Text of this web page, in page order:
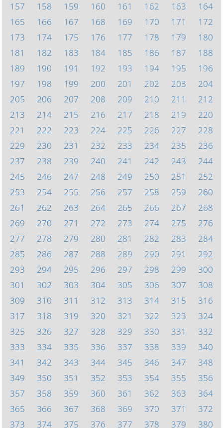
157
158 159 160 161 162 163
164
165
166 167 168 169 170 171
172
173
174 175 176 177 178 179
180
181
182 183 184 185 186 187
188
189
190 191 192 193 194 195
196
197
198 199 200 201 202 203
204
205
206 207 208 209 210 211
212
213
214 215 216 217 218 219
220
221
222 223 224 225 226 227
228
229
230 231 232 233 234 235
236
237
238 239 240 241 242 243
244
245
246 247 248 249 250 251
252
253
254 255 256 257 258 259
260
261
262 263 264 265 266 267
268
269
270 271 272 273 274 275
276
277
278 279 280 281 282 283
284
285
286 287 288 289 290 291
292
293
294 295 296 297 298 299
300
301
302 303 304 305 306 307
308
309
310 311 312 313 314 315
316
317
318 319 320 321 322 323
324
325
326 327 328 329 330 331
332
333
334 335 336 337 338 339
340
341
342 343 344 345 346 347
348
349
350 351 352 353 354 355
356
357
358 359 360 361 362 363
364
365
366 367 368 369 370 371
372
373
374 375 376 377 378 379 380